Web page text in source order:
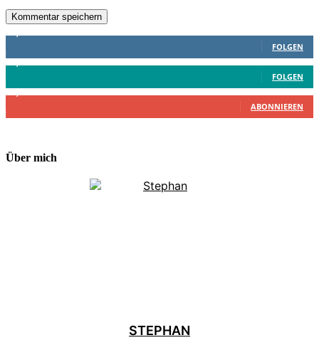
FOLGEN
FOLGEN
ABONNIEREN
Über mich
STEPHAN